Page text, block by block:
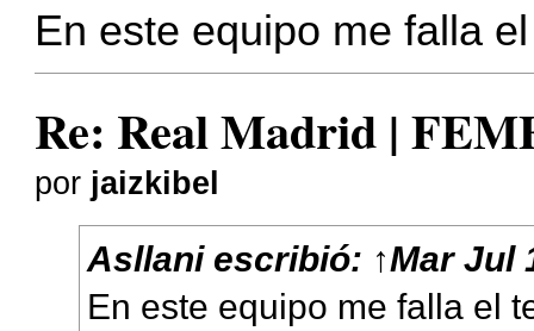
En este equipo me falla
Re: Real Madrid |
por jaizkibel
Asllaniescribió: ↑Mar Jul
En este equipo me falla el